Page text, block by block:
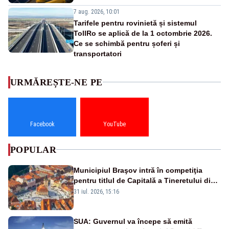
7 aug. 2026, 10:01
Tarifele pentru rovinietă și sistemul
TollRo se aplică de la 1 octombrie 2026.
Ce se schimbă pentru șoferi și
transportatori
URMĂREȘTE-NE PE
Facebook YouTube
POPULAR
Municipiul Braşov intră în competiţia
pentru titlul de Capitală a Tineretului din
România 2028
31 iul. 2026, 15:16
SUA: Guvernul va începe să emită